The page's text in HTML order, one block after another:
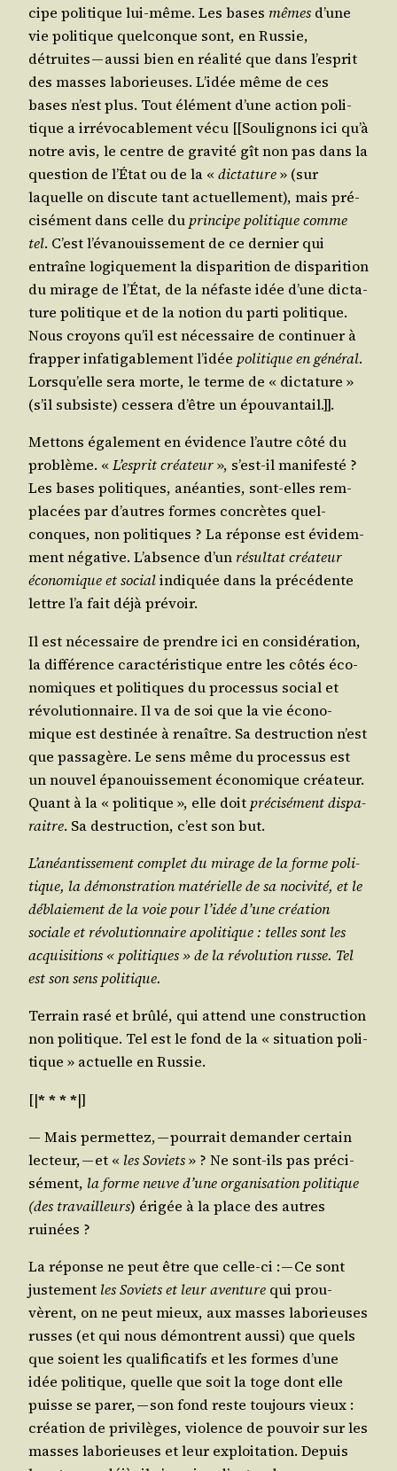
cipe poli­tique lui-même. Les bases mêmes d’une
vie poli­tique quel­conque sont, en Rus­sie,
détruites — aus­si bien en réa­li­té que dans l’esprit
des masses labo­rieuses. L’idée même de ces
bases n’est plus. Tout élé­ment d’une action poli­
tique a irré­vo­ca­ble­ment vécu [[Sou­li­gnons ici qu’à
notre avis, le centre de gra­vi­té gît non pas dans la
ques­tion de l’État ou de la « dic­ta­ture» (sur
laquelle on dis­cute tant actuel­le­ment), mais pré­
ci­sé­ment dans celle du prin­cipe poli­tique comme
tel. C’est l’évanouissement de ce der­nier qui
entraîne logi­que­ment la dis­pa­ri­tion de dis­pa­ri­tion
du mirage de l’État, de la néfaste idée d’une dic­ta­
ture poli­tique et de la notion du par­ti poli­tique.
Nous croyons qu’il est néces­saire de conti­nuer à
frap­per infa­ti­ga­ble­ment l’idée poli­tique en géné­ral.
Lorsqu’elle sera morte, le terme de « dic­ta­ture »
(s’il sub­siste) ces­se­ra d’être un épouvantail.]].
Met­tons éga­le­ment en évi­dence l’autre côté du
pro­blème. « L’esprit créa­teur», s’est-il mani­fes­té ?
Les bases poli­tiques, anéan­ties, sont-elles rem­
pla­cées par d’autres formes concrètes quel­
conques, non poli­tiques ? La réponse est évi­dem­
ment néga­tive. L’absence d’un résul­tat créa­teur
éco­no­mique et socialindi­quée dans la pré­cé­dente
lettre l’a fait déjà prévoir.
Il est néces­saire de prendre ici en consi­dé­ra­tion,
la dif­fé­rence carac­té­ris­tique entre les côtés éco­
no­miques et poli­tiques du pro­ces­sus social et
révo­lu­tion­naire. Il va de soi que la vie éco­no­
mique est des­ti­née à renaître. Sa des­truc­tion n’est
que pas­sa­gère. Le sens même du pro­ces­sus est
un nou­vel épa­nouis­se­ment éco­no­mique créa­teur.
Quant à la « poli­tique », elle doit pré­ci­sé­ment dis­pa­
raitre. Sa des­truc­tion, c’est son but.
L’anéantissement com­plet du mirage de la forme poli­
tique, la démons­tra­tion maté­rielle de sa noci­vi­té, et le
déblaie­ment de la voie pour l’idée d’une créa­tion
sociale et révo­lu­tion­naire apo­li­tique : telles sont les
acqui­si­tions « poli­tiques » de la révo­lu­tion russe. Tel
est son sens politique.
Ter­rain rasé et brû­lé, qui attend une construc­tion
non poli­tique. Tel est le fond de la « situa­tion poli­
tique » actuelle en Russie.
[|* * * *|]
— Mais per­met­tez, — pour­rait deman­der cer­tain
lec­teur, — et « les Soviets» ? Ne sont-ils pas pré­ci­
sé­ment, la forme neuve d’une orga­ni­sa­tion poli­tique
(des tra­vailleurs) éri­gée à la place des autres
ruinées ?
La réponse ne peut être que celle-ci : — Ce sont
jus­te­ment les Soviets et leur aven­ture qui prou­
vèrent, on ne peut mieux, aux masses labo­rieuses
russes (et qui nous démontrent aus­si) que quels
que soient les qua­li­fi­ca­tifs et les formes d’une
idée poli­tique, quelle que soit la toge dont elle
puisse se parer, — son fond reste tou­jours vieux :
créa­tion de pri­vi­lèges, vio­lence de pou­voir sur les
masses labo­rieuses et leur exploi­ta­tion. Depuis